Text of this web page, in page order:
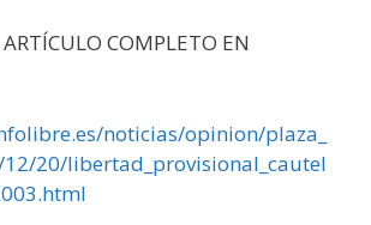
ARTÍCULO COMPLETO EN
noticias/opinion/plaza_
20/libertad_provisional_cautel